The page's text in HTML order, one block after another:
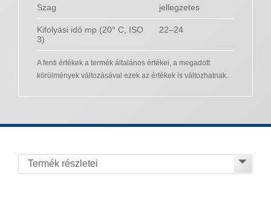
Szag jellegzetes
Kifolyási idő mp (20° C, ISO
3)
22–24
A fenti értékek a termék általános értékei, a megadott
körülmények változásával ezek az értékek is változhatnak.